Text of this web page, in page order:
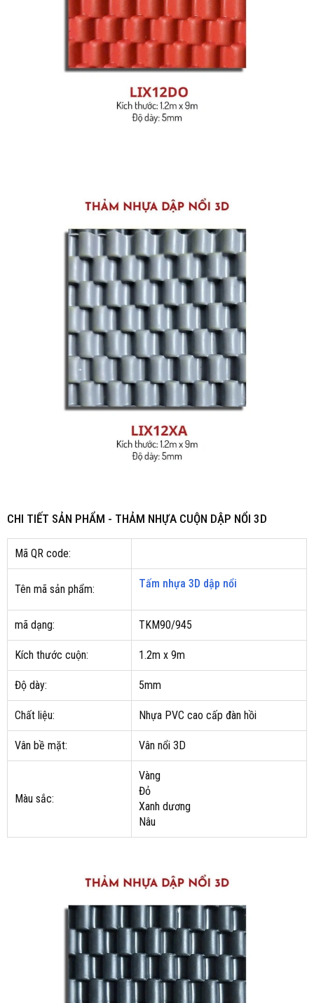
CHI TIẾT SẢN PHẨM - THẢM NHỰA CUỘN DẬP NỔI 3D
Mã QR code:
Tên mã sản phẩm: Tấm nhựa 3D dập nổi
mã dạng: TKM90/945
Kích thước cuộn: 1.2m x 9m
Độ dày: 5mm
Chất liệu: Nhựa PVC cao cấp đàn hồi
Vân bề mặt: Vân nổi 3D
Màu sắc:
Vàng
Đỏ
Xanh dương
Nâu